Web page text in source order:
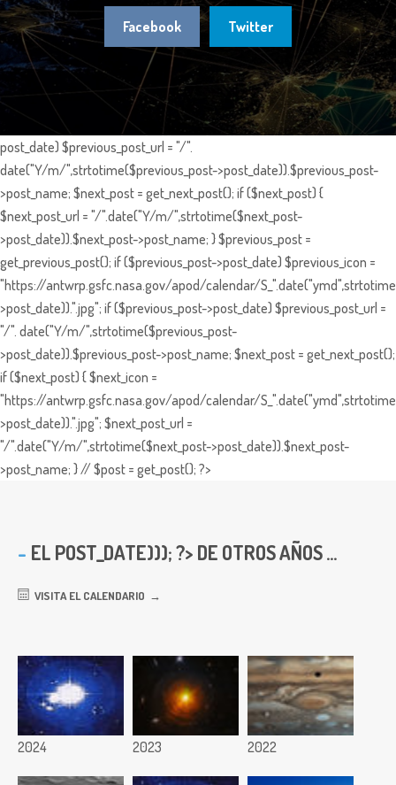
Facebook Twitter
post_date) $previous_post_url = "/".
date("Y/m/",strtotime($previous_post->post_date)).$previous_post-
>post_name; $next_post = get_next_post(); if ($next_post) {
$next_post_url = "/".date("Y/m/",strtotime($next_post-
>post_date)).$next_post->post_name; } $previous_post =
get_previous_post(); if ($previous_post->post_date) $previous_icon =
"https://antwrp.gsfc.nasa.gov/apod/calendar/
>post_date)).".jpg"; if ($previous_post->post_date) $previous_post_url =
"/". date("Y/m/",strtotime($previous_post-
>post_date)).$previous_post->post_name; $next_post = get_next_post();
if ($next_post) { $next_icon =
"https://antwrp.gsfc.nasa.gov/apod/calendar/
>post_date)).".jpg"; $next_post_url =
"/".date("Y/m/",strtotime($next_post->post_date)).$next_post-
>post_name; } // $post = get_post(); ?>
EL POST_DATE))); ?> DE OTROS AÑOS ...
VISITA EL CALENDARIO
2024 2023 2022